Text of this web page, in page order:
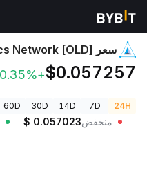
أسعار العملات الرقمية
سعر Robonomics Network [OLD]
$0.057257
+0.35%
24H
7D
14D
30D
60D
منخفض $ 0.057023